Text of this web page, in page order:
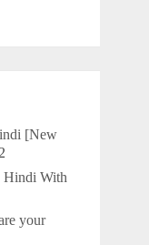
[New
Hindi With
your